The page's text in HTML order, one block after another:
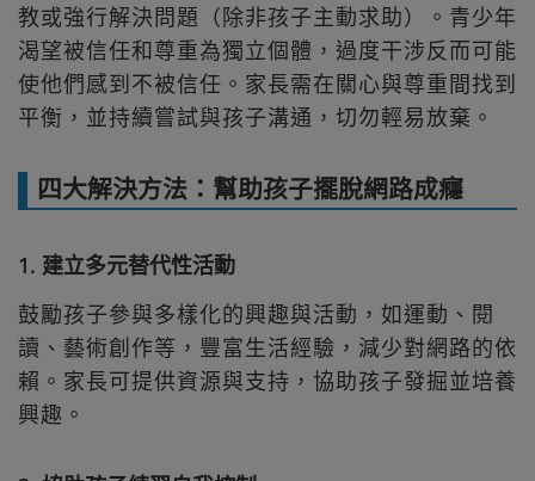
教或強行解決問題（除非孩子主動求助）。青少年
渴望被信任和尊重為獨立個體，過度干涉反而可能
使他們感到不被信任。家長需在關心與尊重間找到
平衡，並持續嘗試與孩子溝通，切勿輕易放棄。
四大解決方法：幫助孩子擺脫網路成癮
1. 建立多元替代性活動
鼓勵孩子參與多樣化的興趣與活動，如運動、閱
讀、藝術創作等，豐富生活經驗，減少對網路的依
賴。家長可提供資源與支持，協助孩子發掘並培養
興趣。